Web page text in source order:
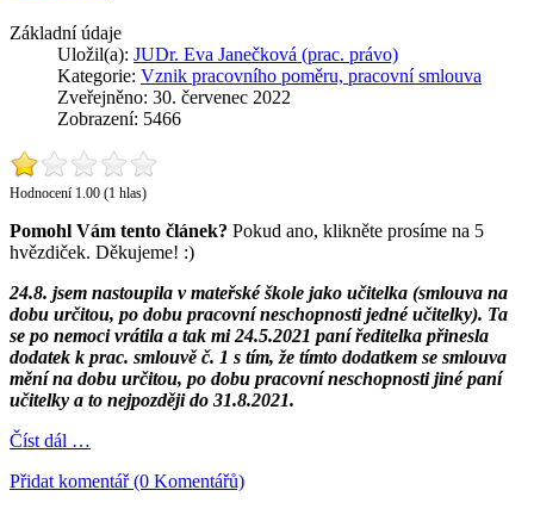
Základní údaje
Uložil(a): JUDr. Eva Janečková (prac. právo)
Kategorie: Vznik pracovního poměru, pracovní smlouva
Zveřejněno: 30. červenec 2022
Zobrazení: 5466
Hodnocení 1.00 (1 hlas)
Pomohl Vám tento článek? Pokud ano, klikněte prosíme na 5
hvězdiček. Děkujeme! :)
24.8. jsem nastoupila v mateřské škole jako učitelka (smlouva na
dobu určitou, po dobu pracovní neschopnosti jedné učitelky). Ta
se po nemoci vrátila a tak mi 24.5.2021 paní ředitelka přinesla
dodatek k prac. smlouvě č. 1 s tím, že tímto dodatkem se smlouva
mění na dobu určitou, po dobu pracovní neschopnosti jiné paní
učitelky a to nejpozději do 31.8.2021.
Číst dál …
Přidat komentář (0 Komentářů)